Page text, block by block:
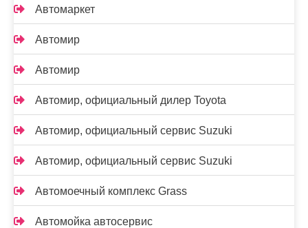
Автомаркет
Автомир
Автомир
Автомир, официальный дилер Toyota
Автомир, официальный сервис Suzuki
Автомир, официальный сервис Suzuki
Автомоечный комплекс Grass
Автомойка автосервис